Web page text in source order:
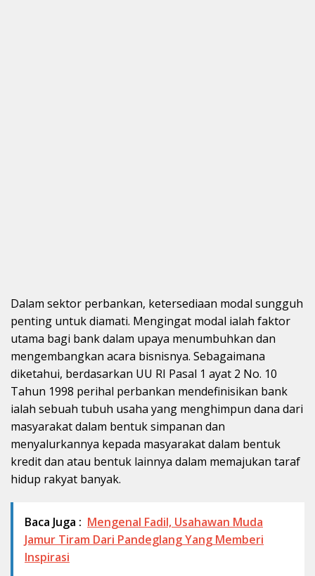
Dalam sektor perbankan, ketersediaan modal sungguh
penting untuk diamati. Mengingat modal ialah faktor
utama bagi bank dalam upaya menumbuhkan dan
mengembangkan acara bisnisnya. Sebagaimana
diketahui, berdasarkan UU RI Pasal 1 ayat 2 No. 10
Tahun 1998 perihal perbankan mendefinisikan bank
ialah sebuah tubuh usaha yang menghimpun dana dari
masyarakat dalam bentuk simpanan dan
menyalurkannya kepada masyarakat dalam bentuk
kredit dan atau bentuk lainnya dalam memajukan taraf
hidup rakyat banyak.
Baca Juga : Mengenal Fadil, Usahawan Muda
Jamur Tiram Dari Pandeglang Yang Memberi
Inspirasi